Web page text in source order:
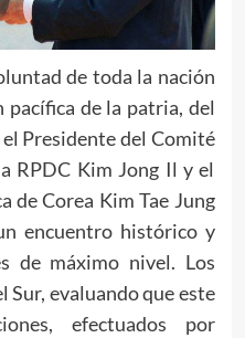
de toda la nación
pacífica de la patria, del
Presidente del Comité
RPDC Kim Jong Il y el
de Corea Kim Tae Jung
encuentro histórico y
de máximo nivel. Los
Sur, evaluando que este
efectuados por